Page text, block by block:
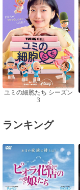
ユミの細胞たち シーズン
3
ランキング